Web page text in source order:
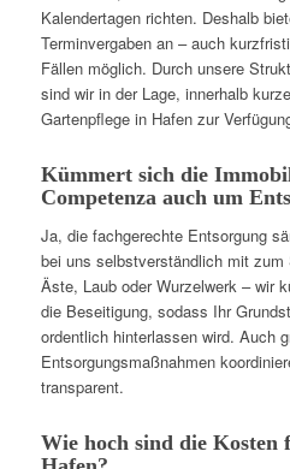
Kalendertagen richten. Deshalb
Terminvergaben an – auch
Fällen möglich. Durch unsere
sind wir in der Lage, innerhalb
Gartenpflege in Hafen zur
Kümmert sich die
Competenza auch um
Ja, die fachgerechte Entsorgung
bei uns selbstverständlich mit
Äste, Laub oder Wurzelwerk – wir
die Beseitigung, sodass Ihr
ordentlich hinterlassen wird. Auch
Entsorgungsmaßnahmen
transparent.
Wie hoch sind die Kosten